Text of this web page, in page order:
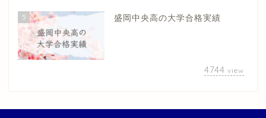
5 盛岡中央高の大学合格実績
4744 view